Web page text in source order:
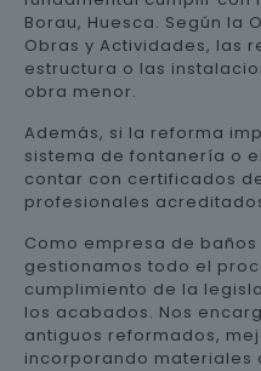
Borau, Huesca. Según la
Obras y Actividades, las
estructura o las
obra menor.
Además, si la reforma
sistema de fontanería o
contar con certificados
profesionales
Como empresa de
gestionamos todo el
cumplimiento de la
los acabados. Nos
antiguos reformados,
incorporando materiales